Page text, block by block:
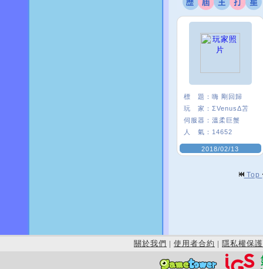
標 題： 嗨 剛回歸
玩 家： ΣVenusΔ苫
伺服器： 溫柔巨蟹
人 氣： 14652
2018/02/13
Top
關於我們 | 使用者合約 | 隱私權保護